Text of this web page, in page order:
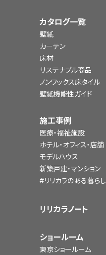
カタログ一覧
壁紙
カーテン
床材
サステナブル商品
ノンワックス床タイル
壁紙機能性ガイド
施工事例
医療・福祉施設
ホテル・オフィス・店舗
モデルハウス
新築戸建・マンション
#リリカラのある暮らし
リリカラノート
ショールーム
東京ショールーム